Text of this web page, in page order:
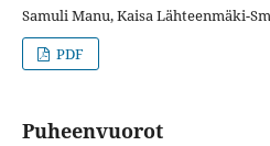
Samuli Manu, Kaisa Lähteenmäki-
PDF
Puheenvuorot